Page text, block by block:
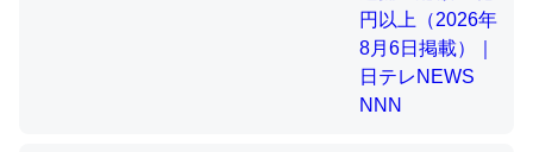
昆虫ってカルシウム少ないのか。知らんかった。調べたら